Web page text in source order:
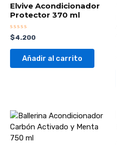
Elvive Acondicionador
Protector 370 ml
Valorado
con
0
$4.200
Añadir al carrito